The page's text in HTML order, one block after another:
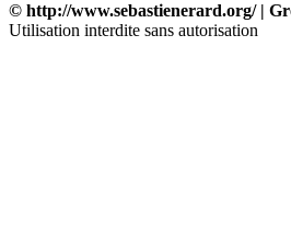
© http://www.sebastienerard.org/ |
Utilisation interdite sans autorisation